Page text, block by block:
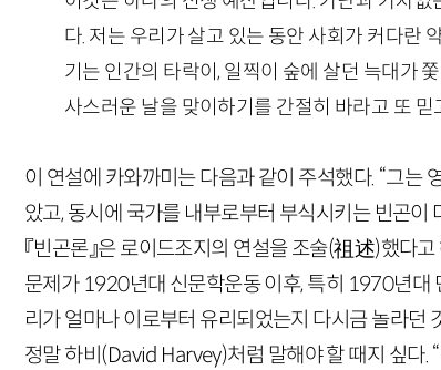
다. 저는 우리가 살고 있는 동안 사회가 커다란
기는 인간의 타락이, 일찍이 숲에 살던 늑대가
사스러운 날을 맞이하기를 간절히 바라고 또 믿
이 연설에 카와까미는 다음과 같이 주석했다. “그는
았고, 동시에 국가를 내부로부터 부식시키는 빈곤이
『빈곤론』은 로이드조지의 연설을 조술(祖述)했다고
문제가 1920년대 신문학운동 이후, 특히 1970년대
리가 얼마나 이로부터 유리되었는지 다시금 놀라던
정말 하비(David Harvey)처럼 말해야 할 때지 싶다.